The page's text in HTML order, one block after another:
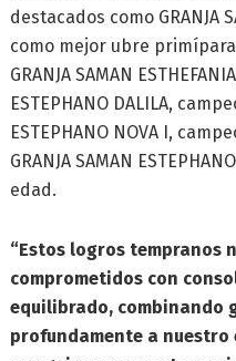
destacados como GRANJA
como mejor ubre
GRANJA SAMAN
ESTEPHANO DALILA,
ESTEPHANO NOVA I,
GRANJA SAMAN
edad.
“Estos logros tempranos
comprometidos con
equilibrado, combinando
profundamente a